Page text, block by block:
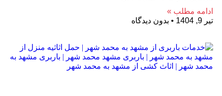
ادامه مطلب »
تیر 9, 1404
بدون دیدگاه